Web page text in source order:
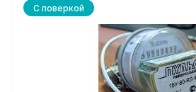
С поверкой